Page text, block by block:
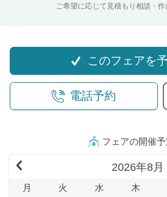
ご希望に応じて見積もり相談・
このフェアを
電話予約
フェアの開催予
Pr
evi
2026年8月
月 火 水 木